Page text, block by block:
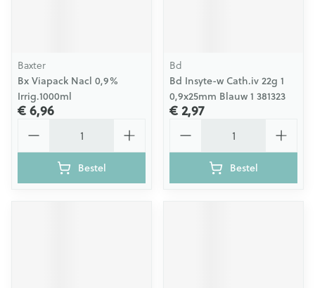
Baxter
Bx Viapack Nacl 0,9%
Irrig.1000ml
€ 6,96
Bestel
Bd
Bd Insyte-w Cath.iv 22g 1
0,9x25mm Blauw 1 381323
€ 2,97
Bestel